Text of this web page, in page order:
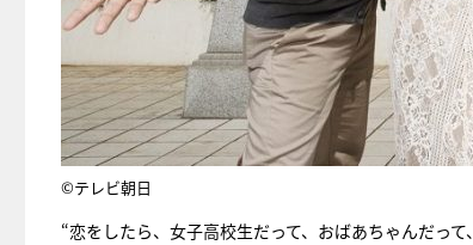
©テレビ朝日
“恋をしたら、女子高校生だって、おばあちゃんだっ